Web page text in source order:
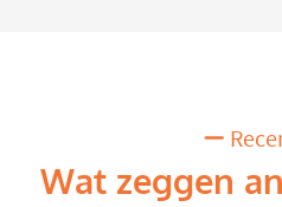
Wat zeggen